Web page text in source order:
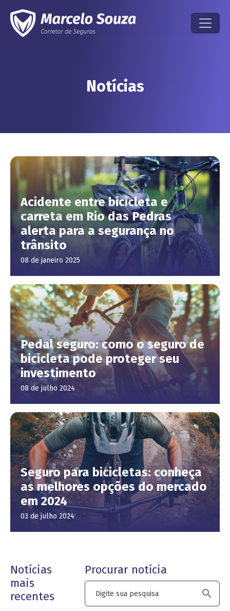
Notícias
Acidente entre bicicleta e
carreta em Rio das Pedras
alerta para a segurança no
trânsito
08 de janeiro 2025
Pedal seguro: como o seguro de
bicicleta pode proteger seu
investimento
08 de julho 2024
Seguro para bicicletas: conheça
as melhores opções do mercado
em 2024
03 de julho 2024
Notícias
mais
recentes
Procurar notícia